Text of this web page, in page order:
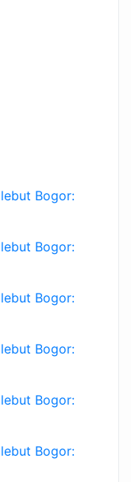
Bogor:
Bogor:
Bogor:
Bogor:
Bogor:
Bogor: